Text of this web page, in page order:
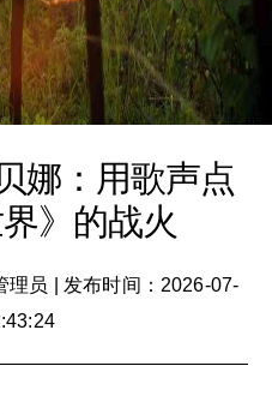
娜：用歌声点
》的战火
理员
发布时间：2026-07-